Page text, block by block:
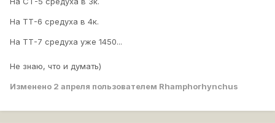
На ТТ-6 средуха в 4к.
На ТТ-7 средуха уже 1450...
Не знаю, что и думать)
Изменено 2 апреля пользователем Rhamphorhynchus